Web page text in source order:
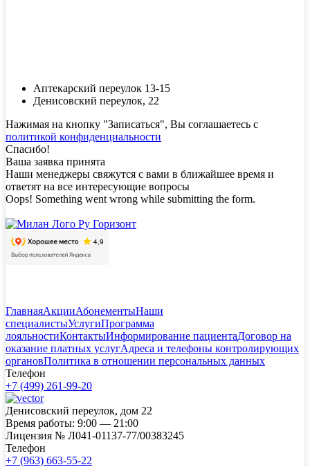
Аптекарский переулок 13-15
Денисовский переулок, 22
Нажимая на кнопку "Записаться", Вы соглашаетесь с
политикой конфиденциальности
Спасибо!
Ваша заявка принята
Наши менеджеры свяжутся с вами в ближайшее время и
ответят на все интересующие вопросы
Oops! Something went wrong while submitting the form.
ГлавнаяАкцииАбонементыНаши
специалистыУслугиПрограмма
лояльностиКонтактыИнформирование пациентаДоговор на
оказание платных услугАдреса и телефоны контролирующих
органовПолитика в отношении персональных данных
Телефон
+7 (499) 261-99-20
Денисовский переулок, дом 22
Время работы: 9:00 — 21:00
Лицензия № Л041-01137-77/00383245
Телефон
+7 (963) 663-55-22